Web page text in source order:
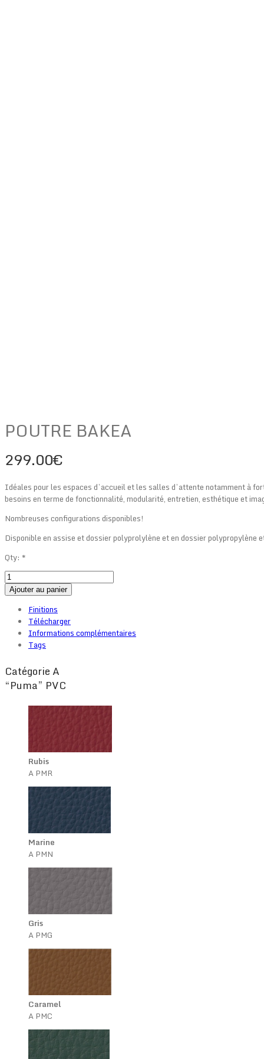
POUTRE BAKEA
299.00€
Idéales pour les espaces d’accueil et les salles d’attente notamment à
besoins en terme de fonctionnalité, modularité, entretien, esthétique et
Nombreuses configurations disponibles!
Disponible en assise et dossier polyprolylène et en dossier polypropylène
Qty: *
Ajouter au panier
Finitions
Télécharger
Informations complémentaires
Tags
Catégorie A
“Puma” PVC
Rubis
A PMR
Marine
A PMN
Gris
A PMG
Caramel
A PMC